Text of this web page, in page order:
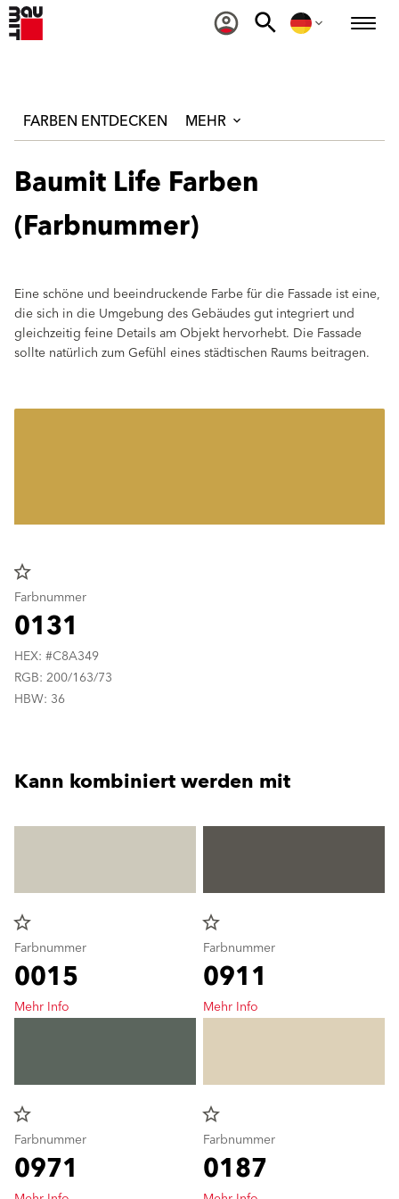
FARBEN ENTDECKEN MEHR
Baumit Life Farben
(Farbnummer)
Eine schöne und beeindruckende Farbe für die Fassade ist eine,
die sich in die Umgebung des Gebäudes gut integriert und
gleichzeitig feine Details am Objekt hervorhebt. Die Fassade
sollte natürlich zum Gefühl eines städtischen Raums beitragen.
star_border
Farbnummer
0131
HEX: #C8A349
RGB: 200/163/73
HBW: 36
Kann kombiniert werden mit
star_border
Farbnummer
0015
Mehr Info
star_border
Farbnummer
0971
star_border
Farbnummer
0911
Mehr Info
star_border
Farbnummer
0187